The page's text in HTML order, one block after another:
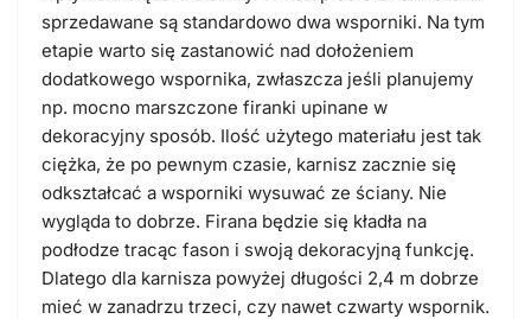
sprzedawane są standardowo dwa wsporniki. Na tym
etapie warto się zastanowić nad dołożeniem
dodatkowego wspornika, zwłaszcza jeśli planujemy
np. mocno marszczone firanki upinane w
dekoracyjny sposób. Ilość użytego materiału jest tak
ciężka, że po pewnym czasie, karnisz zacznie się
odkształcać a wsporniki wysuwać ze ściany. Nie
wygląda to dobrze. Firana będzie się kładła na
podłodze tracąc fason i swoją dekoracyjną funkcję.
Dlatego dla karnisza powyżej długości 2,4 m dobrze
mieć w zanadrzu trzeci, czy nawet czwarty wspornik.